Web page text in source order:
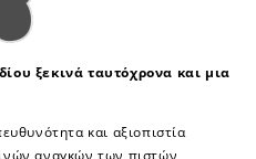
ξεκινά ταυτόχρονα και μια
και αξιοπιστία
αναγκών των πιστών